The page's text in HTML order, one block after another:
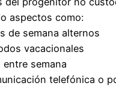
aspectos como:
de semana alternos
vacacionales
entre semana
telefónica o